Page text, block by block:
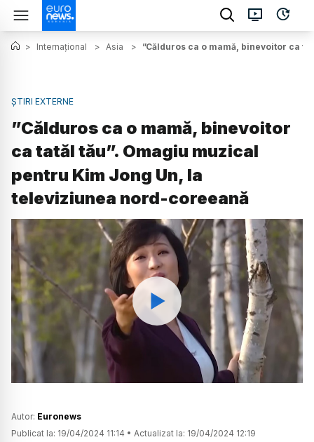
> Internațional > Asia > ”Călduros ca o mamă, binevoitor ca
ȘTIRI EXTERNE
”Călduros ca o mamă, binevoitor
ca tatăl tău”. Omagiu muzical
pentru Kim Jong Un, la
televiziunea nord-coreeană
Watch
Autor: Euronews
Publicat la: 19/04/2024 11:14 • Actualizat la: 19/04/2024 12:19